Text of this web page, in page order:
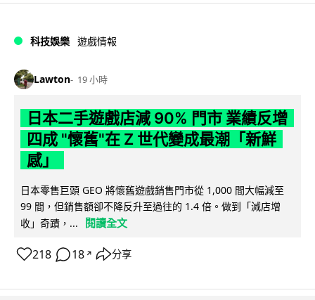
科技娛樂 遊戲情報
Lawton 19 小時
日本二手遊戲店減 90% 門市 業績反增
四成 "懷舊"在 Z 世代變成最潮「新鮮
感」
日本零售巨頭 GEO 將懷舊遊戲銷售門市從 1,000 間大幅減至
99 間，但銷售額卻不降反升至過往的 1.4 倍。做到「減店增
收」奇蹟，...
閱讀全文
218 18 ↗ 分享